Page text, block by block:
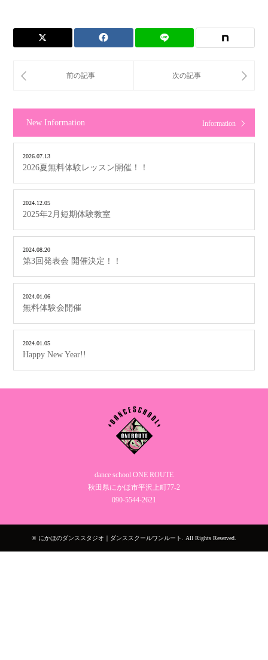
New Information Information
2026.07.13
2026夏無料体験レッスン開催！！
2024.12.05
2025年2月短期体験教室
2024.08.20
第3回発表会 開催決定！！
2024.01.06
無料体験会開催
2024.01.05
Happy New Year!!
dance school ONE ROUTE
秋田県にかほ市平沢上町77-2
090‐5544‐2621
© にかほのダンススタジオ｜ダンススクールワンルート . All Rights Reserved.